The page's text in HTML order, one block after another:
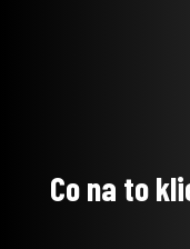
Co na to